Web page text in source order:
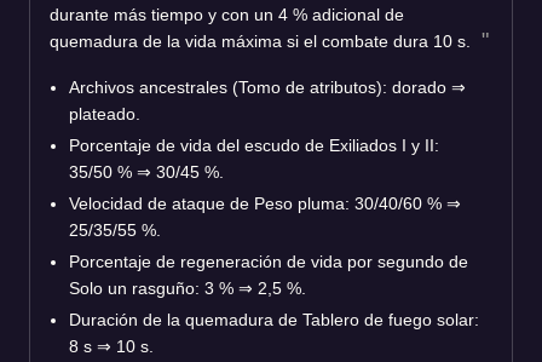
durante más tiempo y con un 4 % adicional de
quemadura de la vida máxima si el combate dura 10 s.
Archivos ancestrales (Tomo de atributos): dorado ⇒
plateado.
Porcentaje de vida del escudo de Exiliados I y II:
35/50 % ⇒ 30/45 %.
Velocidad de ataque de Peso pluma: 30/40/60 % ⇒
25/35/55 %.
Porcentaje de regeneración de vida por segundo de
Solo un rasguño: 3 % ⇒ 2,5 %.
Duración de la quemadura de Tablero de fuego solar:
8 s ⇒ 10 s.